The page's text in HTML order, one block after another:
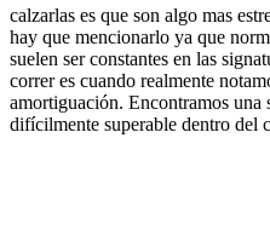
calzarlas es que son algo mas
hay que mencionarlo ya que
suelen ser constantes en las
correr es cuando realmente
amortiguación. Encontramos una
difícilmente superable dentro del